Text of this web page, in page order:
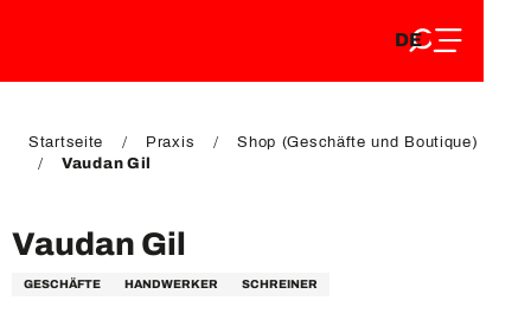
EN
DE
FR
Startseite Praxis
Shop (Geschäfte und Boutique)
Vaudan Gil
Vaudan Gil
GESCHÄFTE HANDWERKER SCHREINER